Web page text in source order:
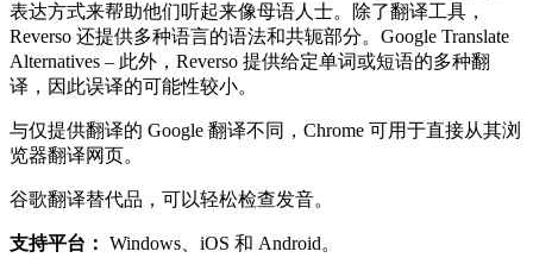
表达方式来帮助他们听起来像母语人士。除了翻译工具，
Reverso 还提供多种语言的语法和共轭部分。Google Translate
Alternatives – 此外，Reverso 提供给定单词或短语的多种翻
译，因此误译的可能性较小。
与仅提供翻译的 Google 翻译不同，Chrome 可用于直接从其浏
览器翻译网页。
谷歌翻译替代品，可以轻松检查发音。
支持平台： Windows、iOS 和 Android。